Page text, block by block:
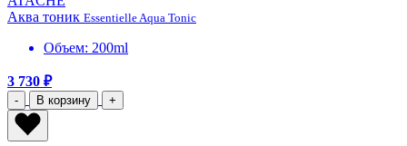
Аква тоник Essentielle Aqua Tonic
Объем: 200ml
3 730 ₽
- В корзину +